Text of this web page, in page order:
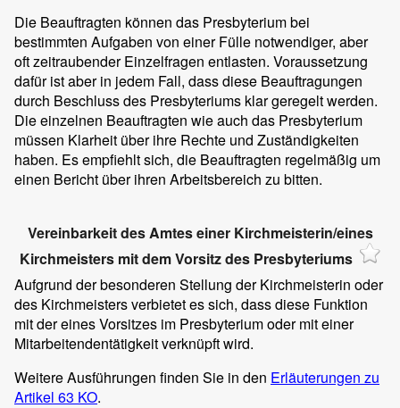
Die Beauftragten können das Presbyterium bei
bestimmten Aufgaben von einer Fülle notwendiger, aber
oft zeitraubender Einzelfragen entlasten. Voraussetzung
dafür ist aber in jedem Fall, dass diese Beauftragungen
durch Beschluss des Presbyteriums klar geregelt werden.
Die einzelnen Beauftragten wie auch das Presbyterium
müssen Klarheit über ihre Rechte und Zuständigkeiten
haben. Es empfiehlt sich, die Beauftragten regelmäßig um
einen Bericht über ihren Arbeitsbereich zu bitten.
Vereinbarkeit des Amtes einer Kirchmeisterin/eines
Kirchmeisters mit dem Vorsitz des Presbyteriums
Aufgrund der besonderen Stellung der Kirchmeisterin oder
des Kirchmeisters verbietet es sich, dass diese Funktion
mit der eines Vorsitzes im Presbyterium oder mit einer
Mitarbeitendentätigkeit verknüpft wird.
Weitere Ausführungen finden Sie in den Erläuterungen zu
Artikel 63 KO.